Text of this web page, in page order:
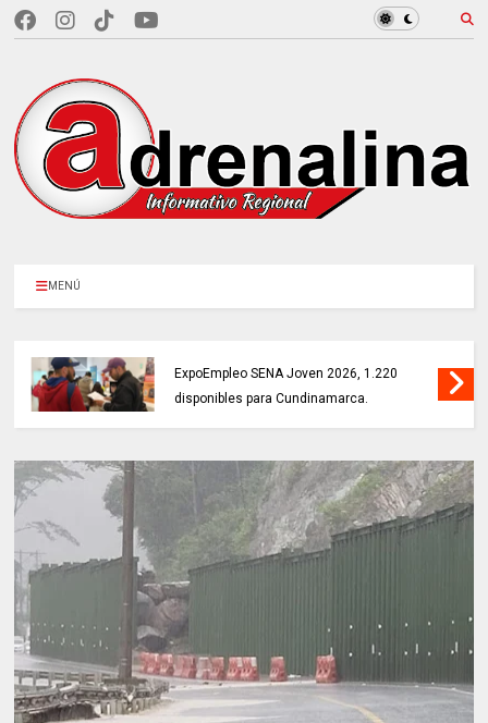
MENÚ
ExpoEmpleo SENA Joven 2026, 1.220
disponibles para Cundinamarca.